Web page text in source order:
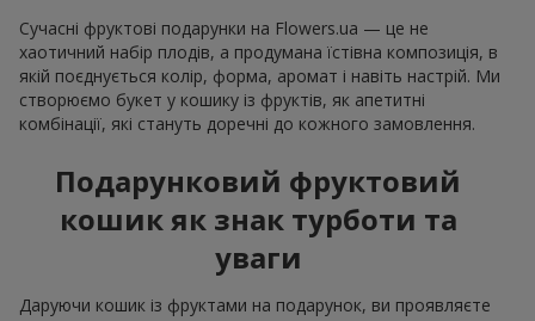
Сучасні фруктові подарунки на Flowers.ua — це не
хаотичний набір плодів, а продумана їстівна композиція, в
якій поєднується колір, форма, аромат і навіть настрій. Ми
створюємо букет у кошику із фруктів, як апетитні
комбінації, які стануть доречні до кожного замовлення.
Подарунковий фруктовий
кошик як знак турботи та
уваги
Даруючи кошик із фруктами на подарунок, ви проявляєте